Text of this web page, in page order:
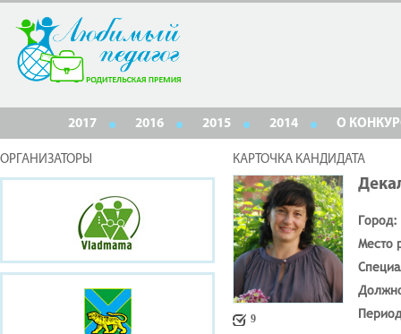
2017 2016 2015 2014 О
ОРГАНИЗАТОРЫ КАРТОЧКА КАНДИДАТА
9
Город:
Место